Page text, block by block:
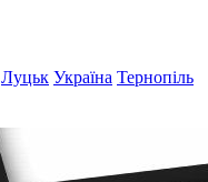
Луцьк Україна Тернопіль